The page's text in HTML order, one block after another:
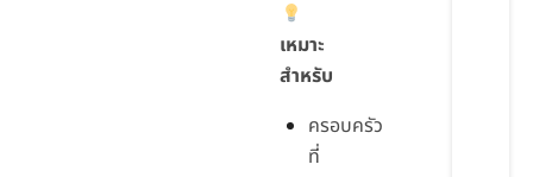
เหมาะ
สำหรับ
ครอบครัว
ที่